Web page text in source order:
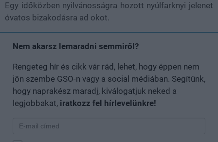
Egy időközben nyilvánosságra hozott nyúlfarknyi jelenet
óvatos bizakodásra ad okot.
Nem akarsz lemaradni semmiről?
Rengeteg hír és cikk vár rád, lehet, hogy éppen nem
jön szembe GSO-n vagy a social médiában. Segítünk,
hogy naprakész maradj, kiválogatjuk neked a
legjobbakat, iratkozz fel hírlevelünkre!